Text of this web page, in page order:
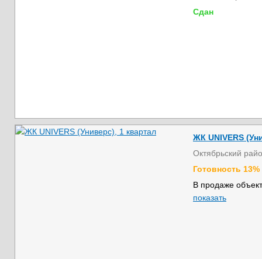
Сдан
ЖК UNIVERS
Октябрьский
Готовность 13%
В продаже
показать